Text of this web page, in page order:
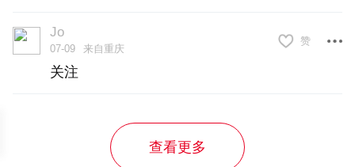
安片区已组建非公党组织53个，覆盖企业1
47家，纳管党员468名，实现党组织全域扎
“有组织”是第一步，更重要的是让组
Jo
07-09 来自重庆
赞
关注
查看更多